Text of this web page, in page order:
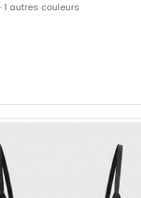
1 autres couleurs